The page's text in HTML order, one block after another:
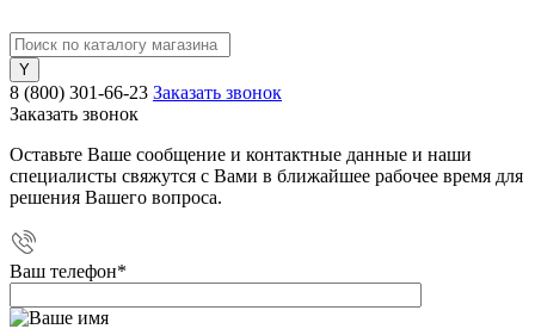
8 (800) 301-66-23 Заказать звонок
Заказать звонок
Оставьте Ваше сообщение и контактные данные и наши
специалисты свяжутся с Вами в ближайшее рабочее время для
решения Вашего вопроса.
Ваш телефон*